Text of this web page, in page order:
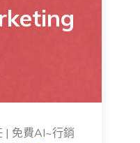
| 免費AI~行銷